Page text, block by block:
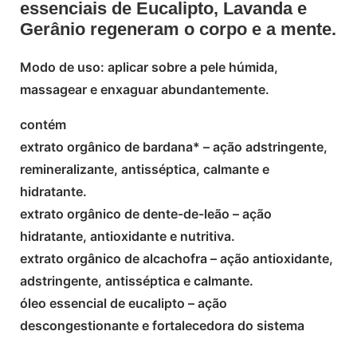
essenciais de Eucalipto, Lavanda e
Gerânio regeneram o corpo e a mente.
Modo de uso: aplicar sobre a pele húmida,
massagear e enxaguar abundantemente.
contém
extrato orgânico de bardana* – ação adstringente,
remineralizante, antisséptica, calmante e
hidratante.
extrato orgânico de dente-de-leão – ação
hidratante, antioxidante e nutritiva.
extrato orgânico de alcachofra – ação antioxidante,
adstringente, antisséptica e calmante.
óleo essencial de eucalipto – ação
descongestionante e fortalecedora do sistema